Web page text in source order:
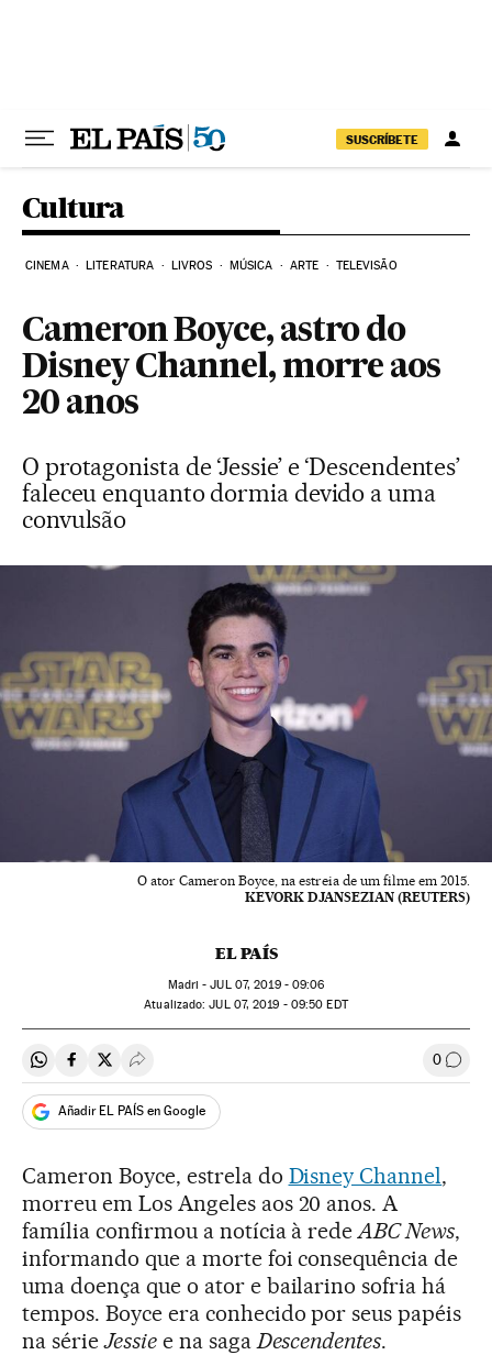
SUSCRÍBETE
Cultura
CINEMA LITERATURA LIVROS MÚSICA ARTE TELEVISÃO
Cameron Boyce, astro do
Disney Channel, morre aos
20 anos
O protagonista de ‘Jessie’ e ‘Descendentes’
faleceu enquanto dormia devido a uma
convulsão
O ator Cameron Boyce, na estreia de um filme em 2015.
KEVORK DJANSEZIAN (REUTERS)
EL PAÍS
Madri -JUL 07, 2019 - 09:06
atualizado: JUL 07, 2019 - 09:50 EDT
Compartir en Whatsapp
Compartir en Facebook
Compartir en Twitter
Desplegar Redes Sociales 0
Añadir EL PAÍS en Google
Cameron Boyce, estrela do Disney Channel,
morreu em Los Angeles aos 20 anos. A
família confirmou a notícia à redeABC News,
informando que a morte foi consequência de
uma doença que o ator e bailarino sofria há
tempos. Boyce era conhecido por seus papéis
na sérieJessiee na saga Descendentes.